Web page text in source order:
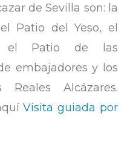
de Sevilla son: la
Patio del Yeso, el
el Patio de las
embajadores y los
Alcázares.
Visita guiada por